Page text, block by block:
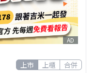
AD
上市 上櫃 合併